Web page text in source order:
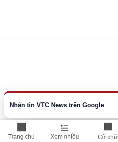
Trang chủ Xem nhiều Cỡ chữ
Nhận tin VTC News trên Google